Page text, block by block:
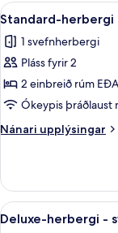
Skoða
allar
myndir
fyrir
Standard-
herbergi
20
Standard-herbergi
1 svefnherbergi
Pláss fyrir 2
2 einbreið rúm
Ókeypis þráðlaust
Nánari upplýsingar
Nánari
herbergi
Skoða
allar
10
Deluxe-herbergi -